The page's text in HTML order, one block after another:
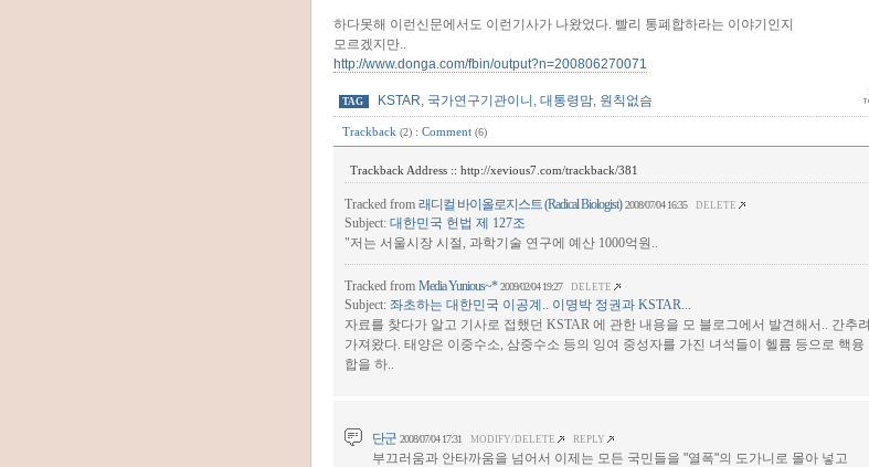
하다못해 이런신문에서도 이런기사가 나왔었다. 빨리 통폐합하라는 이야기인지
모르겠지만..
http://www.donga.com/fbin/output?n=200806270071
TAG KSTAR, 국가연구기관이니 , 대통령맘, 원칙없슴
Trackback (2) : Comment (6)
Trackback Address :: http://xevious7.com/trackback/381
Tracked from 래디컬 바이올로지스트 (Radical Biologist) 2008/07/04 16:35 DELETE
Subject: 대한민국 헌법 제 127조
"저는 서울시장 시절, 과학기술 연구에 예산 1000억원..
Tracked from Media Yunious~* 2009/02/04 19:27 DELETE
Subject: 좌초하는 대한민국 이공계.. 이명박 정권과 KSTAR...
자료를 찾다가 알고 기사로 접했던 KSTAR 에 관한 내용을 모 블로그에서 발견해서.. 간추려
가져왔다. 태양은 이중수소, 삼중수소 등의 잉여 중성자를 가진 녀석들이 헬륨 등으로 핵융
합을 하..
단군 2008/07/04 17:31 MODIFY/DELETE REPLY
부끄러움과 안타까움을 넘어서 이제는 모든 국민들을 "열폭"의 도가니로 몰아 넣고